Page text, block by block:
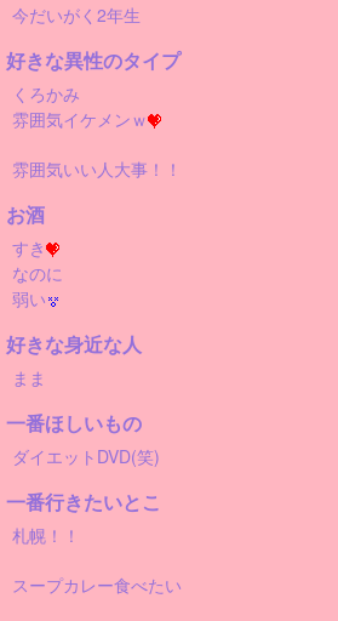
今だいがく2年生
好きな異性のタイプ
くろかみ
雰囲気イケメンｗ
雰囲気いい人大事！！
お酒
すき
なのに
弱い
好きな身近な人
まま
一番ほしいもの
ダイエットDVD(笑)
一番行きたいとこ
札幌！！
スープカレー食べたい